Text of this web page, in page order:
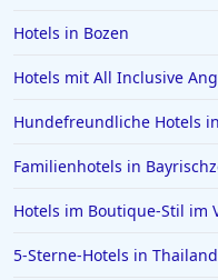
Hotels in Bozen
Hotels mit All Inclusive
Hundefreundliche Hotels
Familienhotels in
Hotels im Boutique-Stil im
5-Sterne-Hotels in Thailand